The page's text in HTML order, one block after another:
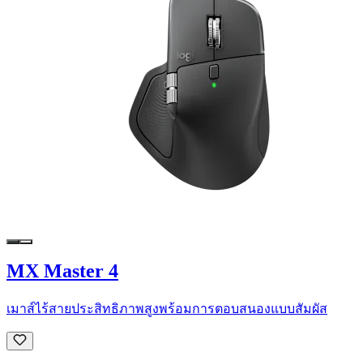
MX Master 4
เมาส์ไร้สายประสิทธิภาพสูงพร้อมการตอบสนองแบบสัมผัส